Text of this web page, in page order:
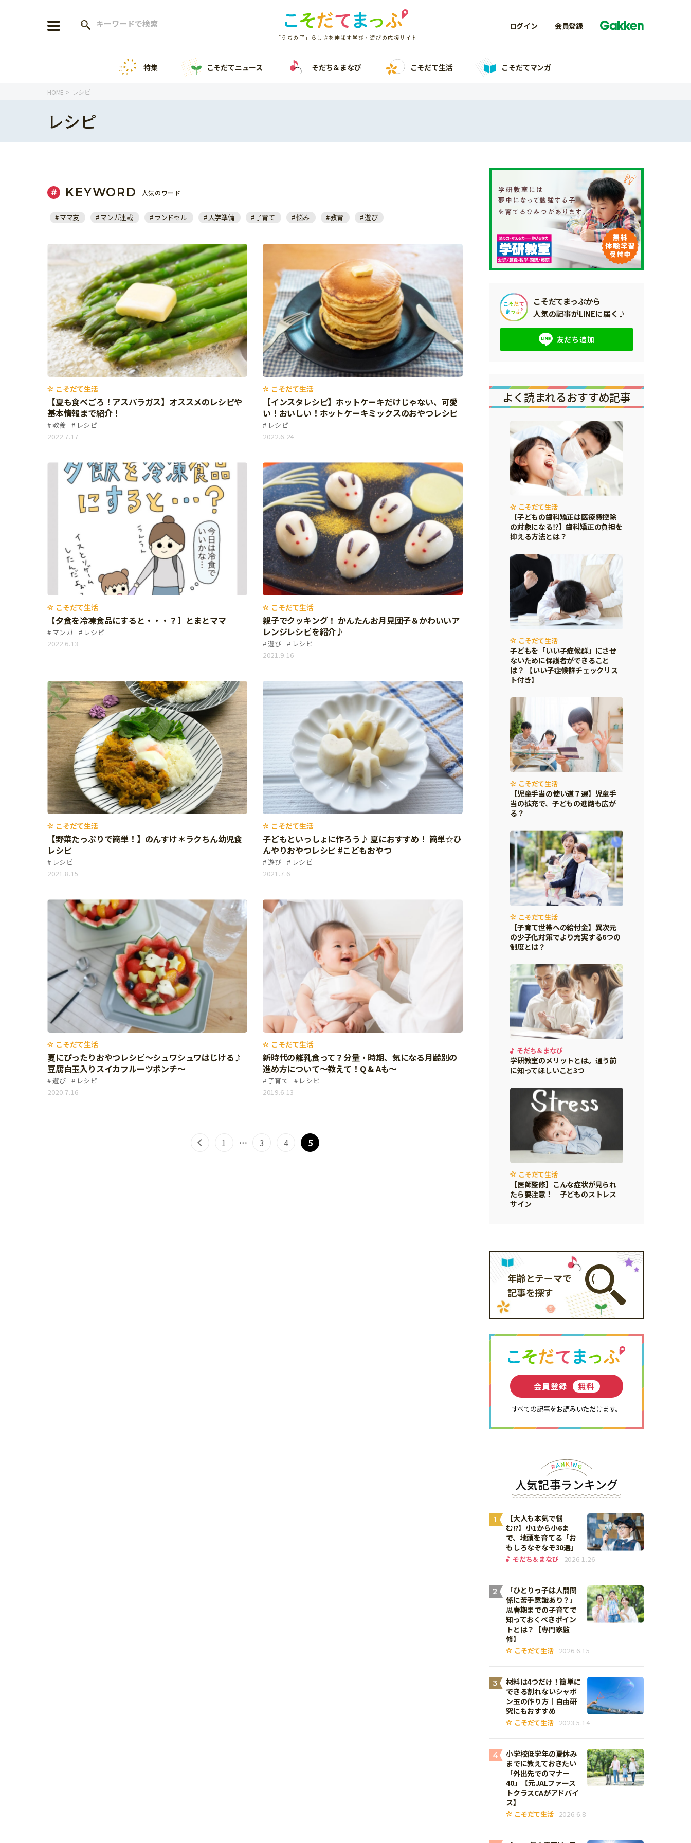
「うちの子」らしさを伸ばす学び・遊びの応援サイト
ログイン 会員登録
年齢から探す
3歳
小学1年生
小学2年生
小学3年生
小学4年生
小学5年生
小学6年生
特集
こそだてニュース
ワーク・ドリル
幼稚園・保育園
小学校
科学・プログラミング
教育・学習
絵本・読み聞かせ
自由研究・工作
読書感想文
本・読書
運動・あそび・ゲーム
習い事
こそだて生活
住まい
ファッション・美容
行事・イベント
トラブル
親子でいっしょに
人間関係
おでかけ
家族
料理
こそだてマンガ
サイトのご利⽤にあたって
個⼈情報について
お問い合わせ
特集 こそだてニュース そだち＆まなび こそだて生活 こそだてマンガ
HOME レシピ
レシピ
KEYWORD 人気のワード
ママ友 マンガ連載 ランドセル 入学準備 子育て 悩み 教育 遊び
こそだて生活
【夏も食べごろ！アスパラガス】オススメのレシピや
基本情報まで紹介！
教養
レシピ
2022.7.17
こそだて生活
【インスタレシピ】ホットケーキだけじゃない、可愛
い！おいしい！ホットケーキミックスのおやつレシピ
レシピ
2022.6.24
こそだて生活
【夕食を冷凍食品にすると・・・？】とまとママ
マンガ
レシピ
2022.6.13
こそだて生活
親子でクッキング！ かんたんお月見団子＆かわいいア
レンジレシピを紹介♪
遊び
レシピ
2021.9.16
こそだて生活
【野菜たっぷりで簡単！】のんすけ＊ラクちん幼児食
レシピ
レシピ
2021.8.15
こそだて生活
子どもといっしょに作ろう♪ 夏におすすめ！ 簡単☆ひ
んやりおやつレシピ #こどもおやつ
遊び
レシピ
2021.7.6
こそだて生活
夏にぴったりおやつレシピ～シュワシュワはじける♪
豆腐白玉入りスイカフルーツポンチ～
遊び
レシピ
2020.7.16
こそだて生活
新時代の離乳食って？分量・時期、気になる月齢別の
進め方について～教えて！Q & Aも～
子育て
レシピ
2019.6.13
1 … 3 4 5
こそだてまっぷから
人気の記事がLINEに届く♪
友だち追加
よく読まれるおすすめ記事
こそだて生活
【子どもの歯科矯正は医療費控除
の対象になる⁉】歯科矯正の負担を
抑える方法とは？
こそだて生活
子どもを「いい子症候群」にさせ
ないために保護者ができること
は？ 【いい子症候群チェックリス
ト付き】
こそだて生活
【児童手当の使い道７選】児童手
当の拡充で、子どもの進路も広が
る？
こそだて生活
【子育て世帯への給付金】異次元
の少子化対策でより充実する6つの
制度とは？
そだち＆まなび
学研教室のメリットとは。通う前
に知ってほしいこと3つ
こそだて生活
【医師監修】こんな症状が見られ
たら要注意！ 子どものストレス
サイン
年齢とテーマで
記事を探す
会員登録 無料
すべての記事をお読みいただけます。
人気記事ランキング
1
【大人も本気で悩
む!?】小1から小6ま
で、地頭を育てる「お
もしろなぞなぞ30選」
そだち＆まなび 2026.1.26
2
「ひとりっ子は人間関
係に苦手意識あり？」
思春期までの子育てで
知っておくべきポイン
トとは？【専門家監
修】
こそだて生活 2026.6.15
3
材料は4つだけ！簡単に
できる割れないシャボ
ン玉の作り方｜自由研
究にもおすすめ
こそだて生活 2023.5.14
4
小学校低学年の夏休み
までに教えておきたい
「外出先でのマナー
40」【元JALファース
トクラスCAがアドバイ
ス】
こそだて生活 2026.6.8